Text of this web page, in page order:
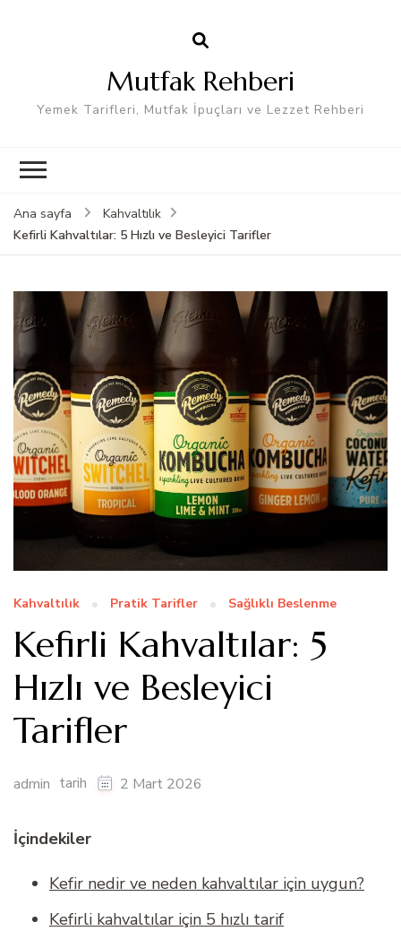
Mutfak Rehberi
Yemek Tarifleri, Mutfak İpuçları ve Lezzet Rehberi
Ana sayfa
Kahvaltılık
Kefirli Kahvaltılar: 5 Hızlı ve Besleyici Tarifler
Kahvaltılık Pratik Tarifler Sağlıklı Beslenme
Kefirli Kahvaltılar: 5
Hızlı ve Besleyici
Tarifler
admin tarih 2 Mart 2026
İçindekiler
Kefir nedir ve neden kahvaltılar için uygun?
Kefirli kahvaltılar için 5 hızlı tarif